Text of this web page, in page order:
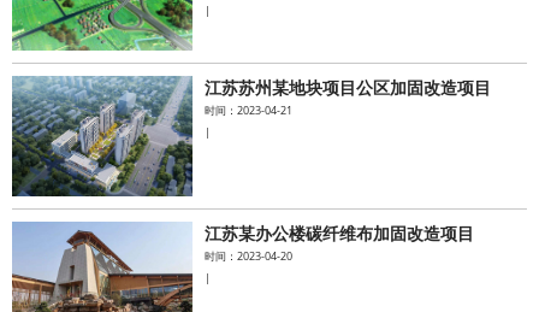
|
江苏苏州某地块项目公区加固改造项目
时间：2023-04-21
|
江苏某办公楼碳纤维布加固改造项目
时间：2023-04-20
|